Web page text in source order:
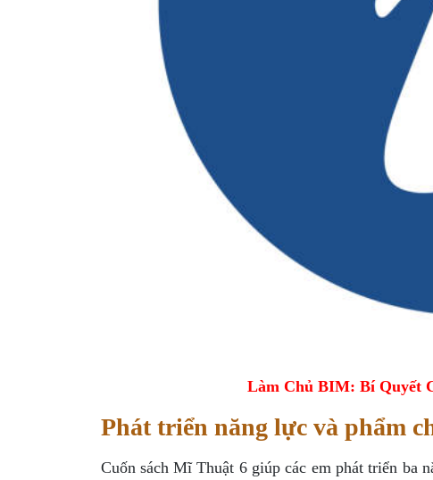
Làm Chủ BIM: Bí Quyết
Phát triển năng lực và phẩm
Cuốn sách Mĩ Thuật 6 giúp các em phát triển ba